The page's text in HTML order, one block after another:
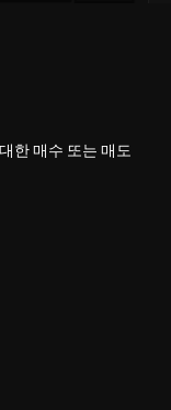
한 매수 또는 매도